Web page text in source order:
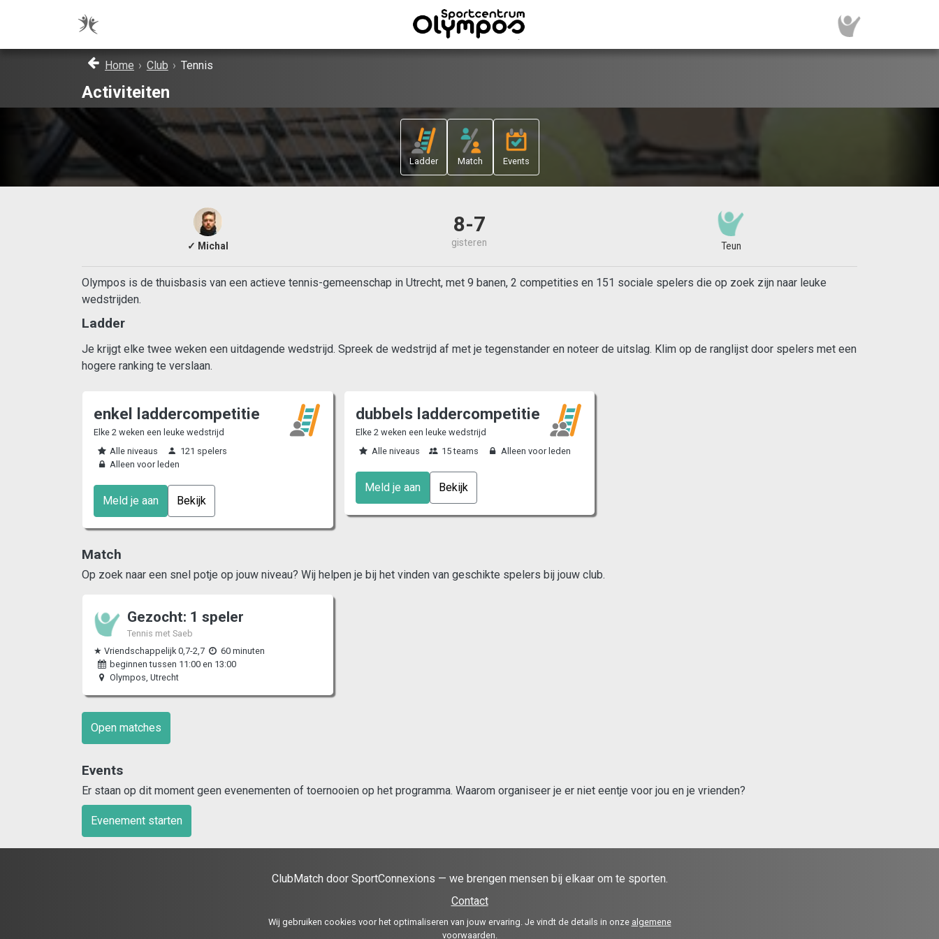
Home › Club › Tennis
Activiteiten
Ladder Match Events
✓ Michal
8-7
gisteren Teun
Olympos is de thuisbasis van een actieve tennis-gemeenschap in Utrecht, met 9 banen, 2 competities en 151 sociale spelers die op zoek zijn naar leuke
wedstrijden.
Ladder
Je krijgt elke twee weken een uitdagende wedstrijd. Spreek de wedstrijd af met je tegenstander en noteer de uitslag. Klim op de ranglijst door spelers met een
hogere ranking te verslaan.
enkel laddercompetitie
Elke 2 weken een leuke wedstrijd
Alle niveaus
121 spelers
Alleen voor leden
Meld je aan Bekijk
dubbels laddercompetitie
Elke 2 weken een leuke wedstrijd
Alle niveaus
15 teams Alleen voor leden
Meld je aan Bekijk
Match
Op zoek naar een snel potje op jouw niveau? Wij helpen je bij het vinden van geschikte spelers bij jouw club.
Gezocht: 1 speler
Tennis met Saeb
★ Vriendschappelijk 0,7-2,7
60 minuten
beginnen tussen 11:00 en 13:00
Olympos, Utrecht
Open matches
Events
Er staan op dit moment geen evenementen of toernooien op het programma. Waarom organiseer je er niet eentje voor jou en je vrienden?
Evenement starten
ClubMatch door SportConnexions — we brengen mensen bij elkaar om te sporten.
Contact
Wij gebruiken cookies voor het optimaliseren van jouw ervaring. Je vindt de details in onze algemene
voorwaarden.